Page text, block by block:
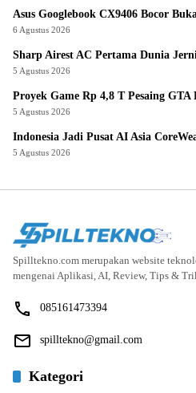
Asus Googlebook CX9406 Bocor
6 Agustus 2026
Sharp Airest AC Pertama Dunia
5 Agustus 2026
Proyek Game Rp 4,8 T Pesaing
5 Agustus 2026
Indonesia Jadi Pusat AI Asia
5 Agustus 2026
Spilltekno.com merupakan website
mengenai Aplikasi, AI, Review, Tips &
085161473394
spilltekno@gmail.com
Kategori